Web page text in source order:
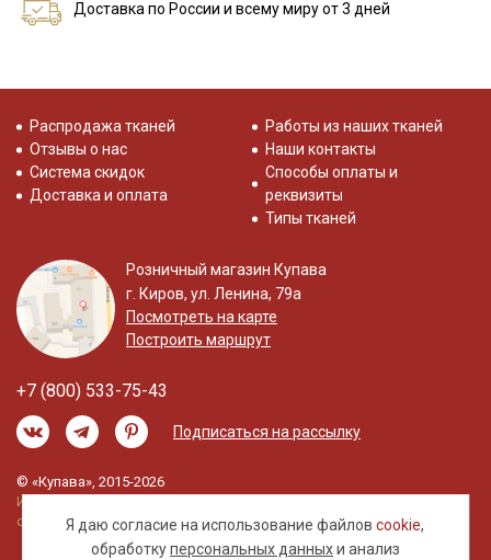
Доставка по России и всемумиру от 3 дней
Я даю согласие на использование файловcookie,
обработкуперсональных данныхи анализ
Распродажа тканей
Отзывы о нас
Система скидок
Доставка и оплата
Работы из наших тканей
Наши контакты
Способы оплаты и
реквизиты
Типы тканей
Розничный магазин Купава
г. Киров, ул. Ленина, 79а
Посмотреть на карте
Построить маршрут
+7 (800) 533-75-43
Подписаться на рассылку
© «Купава», 2015-2026
Информация на сайте не является публичной
офертой.